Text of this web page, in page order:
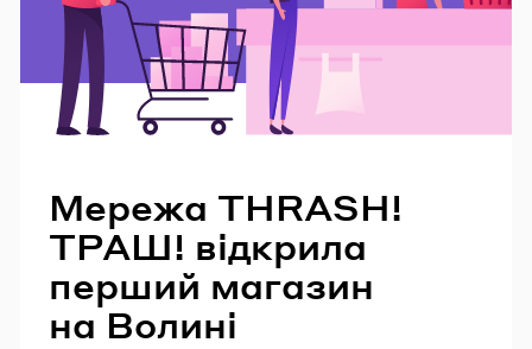
Мережа THRASH!
ТРАШ! відкрила
перший магазин
на Волині